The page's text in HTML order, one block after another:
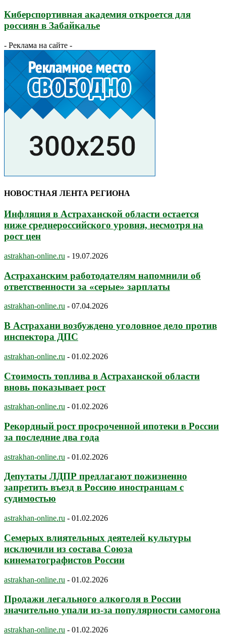
Киберспортивная академия откроется для
россиян в Забайкалье
- Реклама на сайте -
НОВОСТНАЯ ЛЕНТА РЕГИОНА
Инфляция в Астраханской области остается
ниже среднероссийского уровня, несмотря на
рост цен
astrakhan-online.ru - 19.07.2026
Астраханским работодателям напомнили об
ответственности за «серые» зарплаты
astrakhan-online.ru - 07.04.2026
В Астрахани возбуждено уголовное дело против
инспектора ДПС
astrakhan-online.ru - 01.02.2026
Стоимость топлива в Астраханской области
вновь показывает рост
astrakhan-online.ru - 01.02.2026
Рекордный рост просроченной ипотеки в России
за последние два года
astrakhan-online.ru - 01.02.2026
Депутаты ЛДПР предлагают пожизненно
запретить въезд в Россию иностранцам с
судимостью
astrakhan-online.ru - 01.02.2026
Семерых влиятельных деятелей культуры
исключили из состава Союза
кинематографистов России
astrakhan-online.ru - 01.02.2026
Продажи легального алкоголя в России
значительно упали из-за популярности самогона
astrakhan-online.ru - 01.02.2026